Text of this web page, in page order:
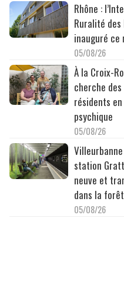
Rhône :
Ruralité des
inauguré ce
05/08/26
À la Croix-
cherche
résidents
psychique
05/08/26
station
neuve et
dans la forêt
05/08/26